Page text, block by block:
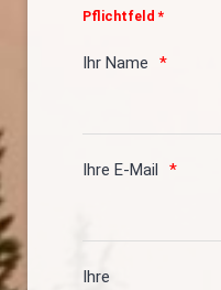
Pflichtfeld *
Ihr Name
Ihre E-Mail
Ihre